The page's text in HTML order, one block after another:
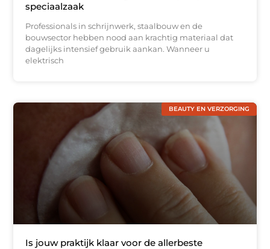
speciaalzaak
Professionals in schrijnwerk, staalbouw en de
bouwsector hebben nood aan krachtig materiaal dat
dagelijks intensief gebruik aankan. Wanneer u
elektrisch
BEAUTY EN VERZORGING
Is jouw praktijk klaar voor de allerbeste